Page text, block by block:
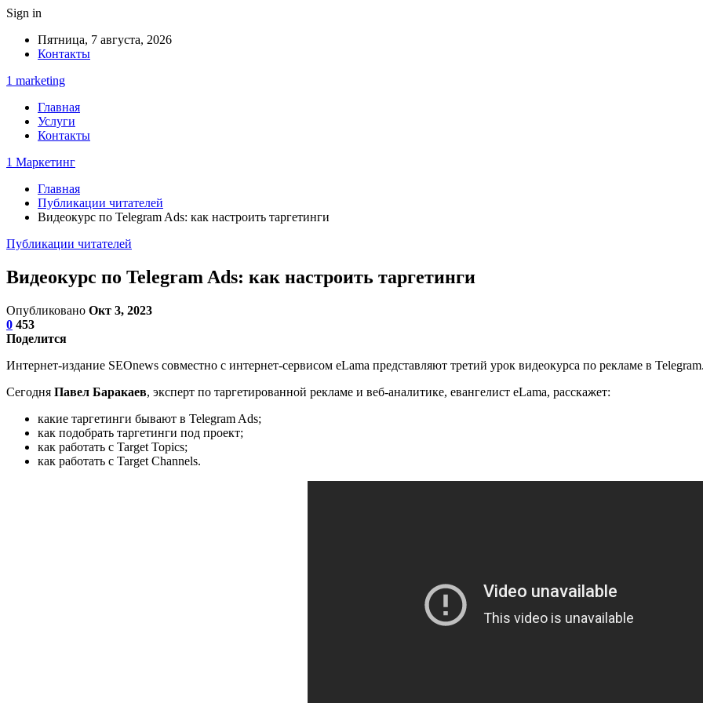
Sign in
Пятница, 7 августа, 2026
Контакты
1 marketing
Главная
Услуги
Контакты
1 Маркетинг
Главная
Публикации читателей
Видеокурс по Telegram Ads: как настроить таргетинги
Публикации читателей
Видеокурс по Telegram Ads: как настроить таргетинги
Опубликовано Окт 3, 2023
0 453
Поделится
Интернет-издание SEOnews совместно с интернет-сервисом eLama представляют третий урок видеокурса по рекламе в
Сегодня Павел Баракаев, эксперт по таргетированной рекламе и веб-аналитике, евангелист eLama, расскажет:
какие таргетинги бывают в Telegram Ads;
как подобрать таргетинги под проект;
как работать с Target Topics;
как работать с Target Channels.